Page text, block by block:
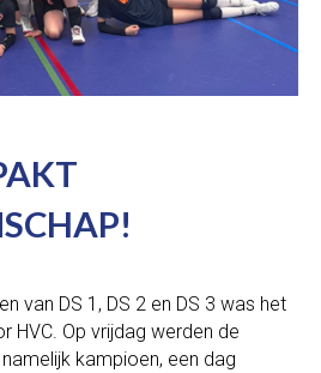
van DS 1, DS 2 en DS 3 was het
HVC. Op vrijdag werden de
kampioen, een dag